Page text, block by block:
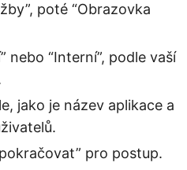
poté “Obrazovka
nebo “Interní”, podle vaší
jako je název aplikace a
pro postup.